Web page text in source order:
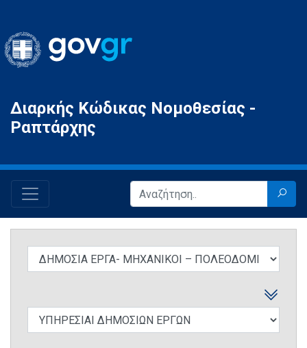
Gov.gr
Διαρκής Κώδικας Νομοθεσίας -
Ραπτάρχης